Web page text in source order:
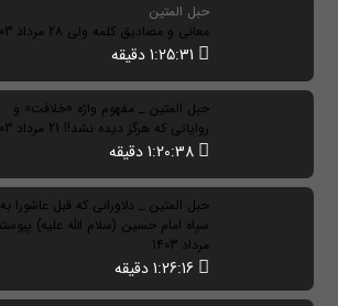
حبل المتین
معانی و مصادیق کلمه ولی 28 مرداد 1403
حبل المتین _ مفهوم واژه «خلافت» و
روایاتی که هرگز دیده نشد!! 21 مرداد 1403
حبل المتین _ دلاورانی که قبل عاشورا به
مرداد 1403